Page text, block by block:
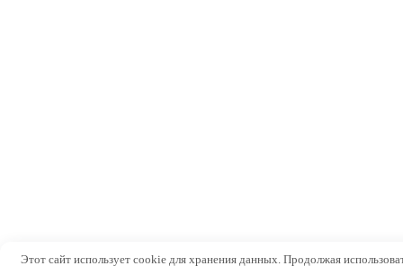
Этот сайт использует cookie для хранения данных. Продолжая